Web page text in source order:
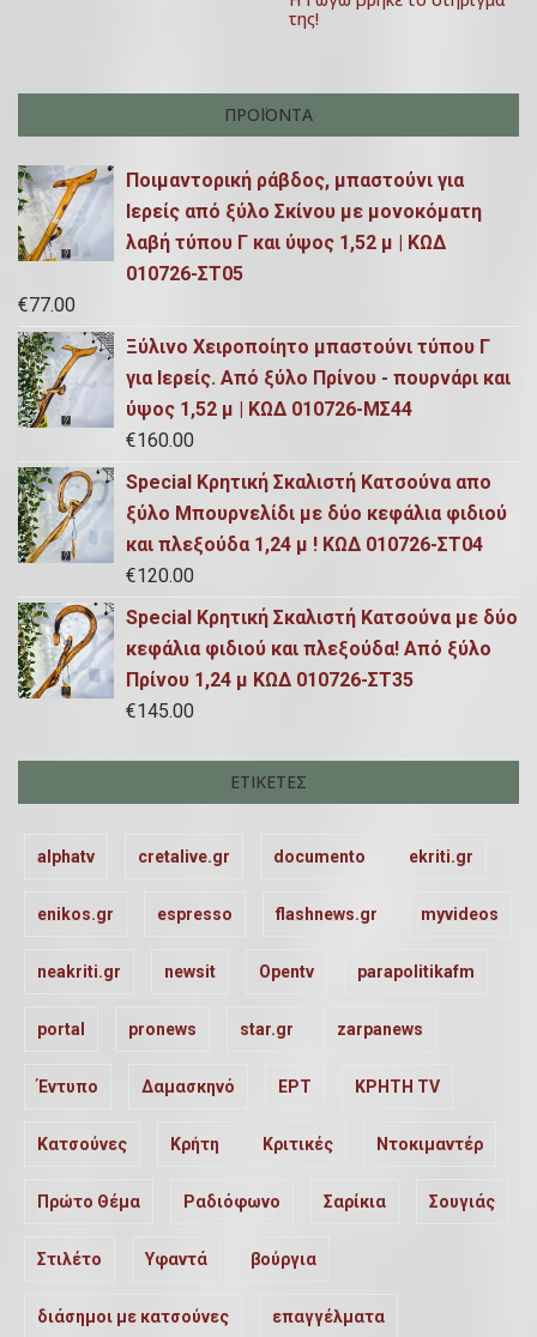
της!
ΠΡΟΪΌΝΤΑ
Ποιμαντορική ράβδος, μπαστούνι για
Ιερείς από ξύλο Σκίνου με μονοκόματη
λαβή τύπου Γ και ύψος 1,52 μ | ΚΩΔ
010726-ΣΤ05
€77.00
Ξύλινο Χειροποίητο μπαστούνι τύπου Γ
για Ιερείς. Από ξύλο Πρίνου - πουρνάρι και
ύψος 1,52 μ | ΚΩΔ 010726-ΜΣ44
€160.00
Special Κρητική Σκαλιστή Κατσούνα απο
ξύλο Μπουρνελίδι με δύο κεφάλια φιδιού
και πλεξούδα 1,24 μ ! ΚΩΔ 010726-ΣΤ04
€120.00
Special Κρητική Σκαλιστή Κατσούνα με δύο
κεφάλια φιδιού και πλεξούδα! Από ξύλο
Πρίνου 1,24 μ ΚΩΔ 010726-ΣΤ35
€145.00
ΕΤΙΚΈΤΕΣ
alphatv cretalive.gr documento ekriti.gr
enikos.gr espresso flashnews.gr myvideos
neakriti.gr newsit Opentv parapolitikafm
portal pronews star.gr zarpanews
Έντυπο Δαμασκηνό ΕΡΤ ΚΡΗΤΗ TV
Κατσούνες Κρήτη Κριτικές Ντοκιμαντέρ
Πρώτο Θέμα Ραδιόφωνο Σαρίκια Σουγιάς
Στιλέτο Υφαντά βούργια
διάσημοι με κατσούνες επαγγέλματα